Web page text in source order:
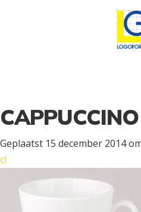
Geplaatst 15 december 2014
cl